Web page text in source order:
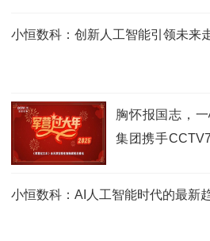
小恒数科：创新人工智能引领未来
胸怀报国志，
集团携手
小恒数科：AI人工智能时代的最新